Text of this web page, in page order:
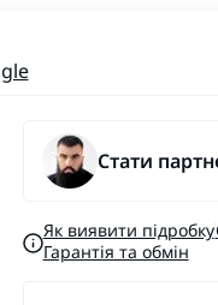
Стати
Як виявити підробку
Гарантія та обмін